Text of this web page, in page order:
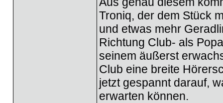
Troniq, der dem Stück
und etwas mehr
Richtung Club- als
seinem äußerst
Club eine breite
jetzt gespannt darauf,
erwarten können.